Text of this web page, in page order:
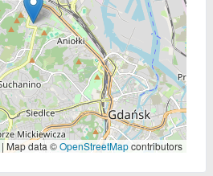
| Map data ©OpenStreetMapcontributors